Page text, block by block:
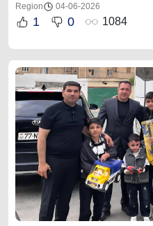
Region 04-06-2026
1 0 1084